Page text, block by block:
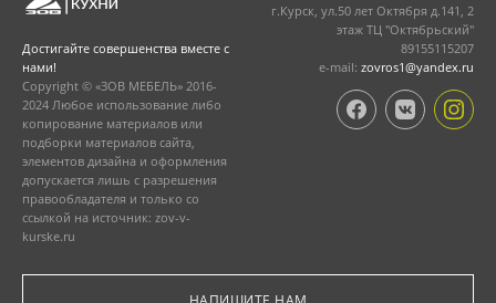
Достигайте совершенства вместе с
нами!
Copyright © «ЗОВ МЕБЕЛЬ» 2016-
2024 Любое использование либо
копирование материалов или
подборки материалов сайта,
элементов дизайна и оформления
допускается лишь с разрешения
правообладателя и только со
ссылкой на источник: zov-v-
kurske.ru
г.Курск, ул.50 лет Октября д.141, 2
этаж ТЦ "Октябрьский"
89155115207
e-mail: zovros1@yandex.ru